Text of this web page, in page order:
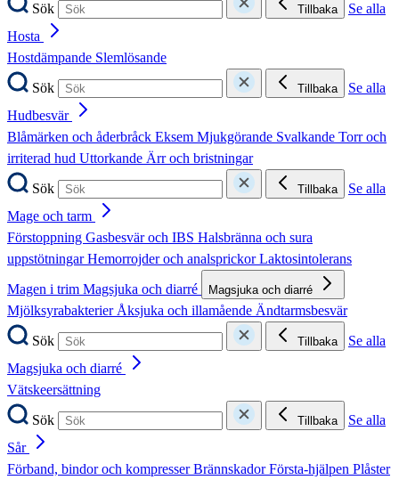
Sök
Tillbaka
Se alla
Hosta
Hostdämpande Slemlösande
Sök
Tillbaka
Se alla
Hudbesvär
Blåmärken och åderbråck Eksem Mjukgörande Svalkande Torr och
irriterad hud Uttorkande Ärr och bristningar
Sök
Tillbaka
Se alla
Mage och tarm
Förstoppning Gasbesvär och IBS Halsbränna och sura
uppstötningarHemorrojder och analsprickorLaktosintolerans
Magen i trim Magsjuka och diarré Magsjuka och diarré
MjölksyrabakterierÅksjuka och illamående Ändtarmsbesvär
Sök
Tillbaka
Se alla
Magsjuka och diarré
Vätskeersättning
Sök
Tillbaka
Se alla
Sår
Förband, bindor och kompresserBrännskadorFörsta-hjälpen Plåster